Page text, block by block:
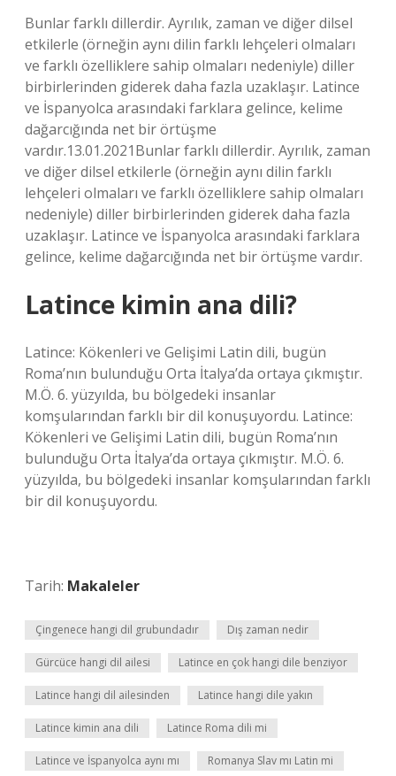
Bunlar farklı dillerdir. Ayrılık, zaman ve diğer dilsel
etkilerle (örneğin aynı dilin farklı lehçeleri olmaları
ve farklı özelliklere sahip olmaları nedeniyle) diller
birbirlerinden giderek daha fazla uzaklaşır. Latince
ve İspanyolca arasındaki farklara gelince, kelime
dağarcığında net bir örtüşme
vardır.13.01.2021Bunlar farklı dillerdir. Ayrılık, zaman
ve diğer dilsel etkilerle (örneğin aynı dilin farklı
lehçeleri olmaları ve farklı özelliklere sahip olmaları
nedeniyle) diller birbirlerinden giderek daha fazla
uzaklaşır. Latince ve İspanyolca arasındaki farklara
gelince, kelime dağarcığında net bir örtüşme vardır.
Latince kimin ana dili?
Latince: Kökenleri ve Gelişimi Latin dili, bugün
Roma’nın bulunduğu Orta İtalya’da ortaya çıkmıştır.
M.Ö. 6. yüzyılda, bu bölgedeki insanlar
komşularından farklı bir dil konuşuyordu. Latince:
Kökenleri ve Gelişimi Latin dili, bugün Roma’nın
bulunduğu Orta İtalya’da ortaya çıkmıştır. M.Ö. 6.
yüzyılda, bu bölgedeki insanlar komşularından farklı
bir dil konuşuyordu.
Tarih: Makaleler
Çingenece hangi dil grubundadır Dış zaman nedir
Gürcüce hangi dil ailesi Latince en çok hangi dile benziyor
Latince hangi dil ailesinden Latince hangi dile yakın
Latince kimin ana dili Latince Roma dili mi
Latince ve İspanyolca aynı mı Romanya Slav mı Latin mi